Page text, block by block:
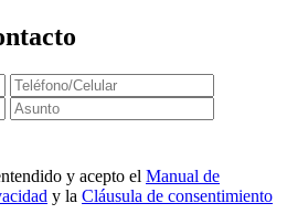
y acepto el Manual de
y la Cláusula de consentimiento